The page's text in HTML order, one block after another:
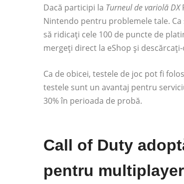
Dacă participi la Turneul de variolă DX
Nintendo pentru problemele tale.
să ridicați cele 100 de puncte de
mergeți direct la eShop și
Ca de obicei, testele de joc pot fi
testele sunt un avantaj pentru
30% în perioada de probă.
Call of Duty
pentru